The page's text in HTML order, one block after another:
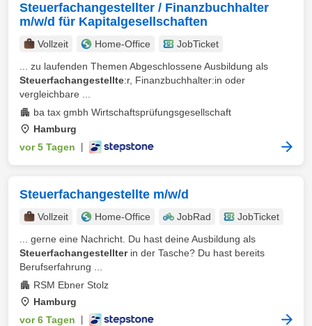
Steuerfachangestellter / Finanzbuchhalter
m/w/d für Kapitalgesellschaften
Vollzeit Home-Office
JobTicket
... zu laufenden Themen Abgeschlossene Ausbildung als
Steuerfachangestellte:r, Finanzbuchhalter:in oder
vergleichbare ...
ba tax gmbh Wirtschaftsprüfungsgesellschaft
Hamburg
vor 5 Tagen
Steuerfachangestellte m/w/d
Vollzeit Home-Office JobRad
JobTicket
... gerne eine Nachricht. Du hast deine Ausbildung als
Steuerfachangestellterin der Tasche? Du hast bereits
Berufserfahrung ...
RSM Ebner Stolz
Hamburg
vor 6 Tagen